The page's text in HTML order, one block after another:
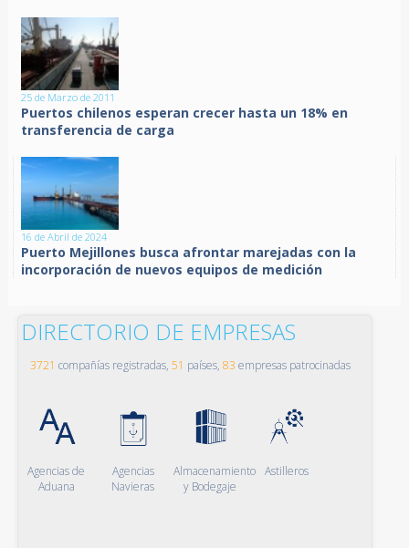
25 de Marzo de 2011
Puertos chilenos esperan crecer hasta un 18% en
transferencia de carga
16 de Abril de 2024
Puerto Mejillones busca afrontar marejadas con la
incorporación de nuevos equipos de medición
DIRECTORIO DE EMPRESAS
3721 compañías registradas, 51 países, 83 empresas patrocinadas
Agencias de
Aduana
Agencias
Navieras
Almacenamiento
y Bodegaje
Astilleros